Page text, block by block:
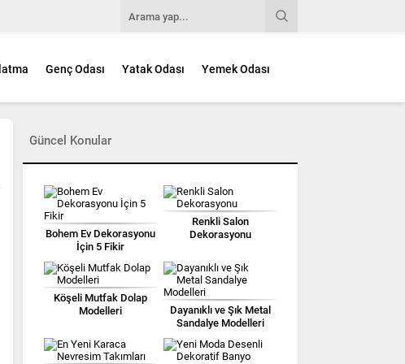
Genç Odası Yatak Odası Yemek Odası
Güncel Konular
Bohem Ev Dekorasyonu
İçin 5 Fikir
Renkli Salon
Dekorasyonu
Köşeli Mutfak Dolap
Modelleri
Dayanıklı ve Şık Metal
Sandalye Modelleri